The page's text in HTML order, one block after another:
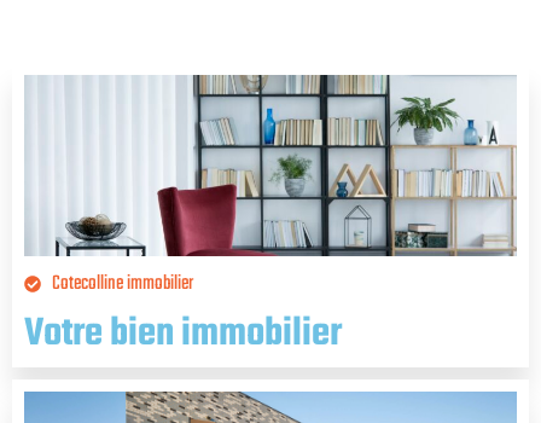
Cotecolline immobilier
Votre bien immobilier